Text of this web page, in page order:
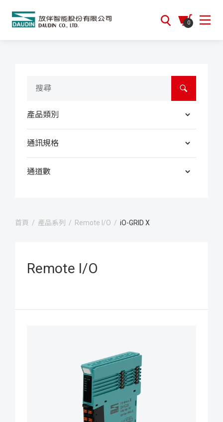
0
產品類別
通訊規格
通道數
首頁 / 產品系列 / Remote I/O / iO-GRID X
Remote I/O